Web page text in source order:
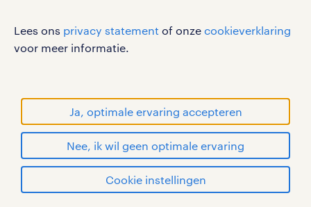
Lees ons privacy statement of onze cookieverklaring
voor meer informatie.
Ja, optimale ervaring accepteren
Nee, ik wil geen optimale ervaring
Cookie instellingen
onmisbaar. Met slimme, op maat gemaakte
oplossingen helpen we jou om altijd over de juiste
payroll overheid
Binnen de overheid zijn er altijd veranderingen, van
maatschappelijke ontwikkelingen tot